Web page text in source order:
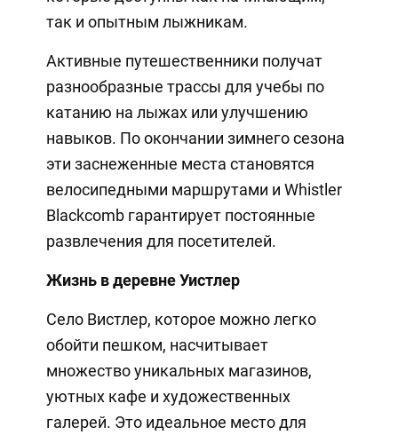
так и опытным лыжникам.
Активные путешественники получат
разнообразные трассы для учебы по
катанию на лыжах или улучшению
навыков. По окончании зимнего сезона
эти заснеженные места становятся
велосипедными маршрутами и Whistler
Blackcomb гарантирует постоянные
развлечения для посетителей.
Жизнь в деревне Уистлер
Село Вистлер, которое можно легко
обойти пешком, насчитывает
множество уникальных магазинов,
уютных кафе и художественных
галерей. Это идеальное место для